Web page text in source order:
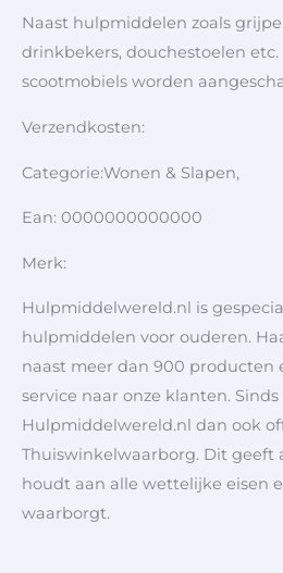
Naast hulpmiddelen zoals
drinkbekers, douchestoelen
scootmobiels worden
Verzendkosten:
Categorie:Wonen & Slapen,
Ean: 0000000000000
Merk:
Hulpmiddelwereld.nl is
hulpmiddelen voor ouderen.
naast meer dan 900 producten
service naar onze klanten. Sinds
Hulpmiddelwereld.nl dan ook
Thuiswinkelwaarborg. Dit geeft
houdt aan alle wettelijke eisen
waarborgt.